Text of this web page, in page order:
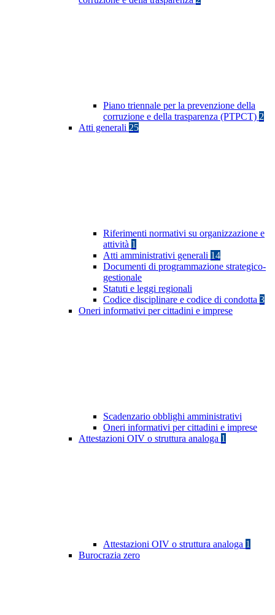
Piano triennale per la prevenzione della
corruzione e della trasparenza (PTPCT) 2
Atti generali 25
Riferimenti normativi su organizzazione e
attività 1
Atti amministrativi generali 14
Documenti di programmazione strategico-
gestionale
Statuti e leggi regionali
Codice disciplinare e codice di condotta 3
Oneri informativi per cittadini e imprese
Scadenzario obblighi amministrativi
Oneri informativi per cittadini e imprese
Attestazioni OIV o struttura analoga 1
Attestazioni OIV o struttura analoga 1
Burocrazia zero